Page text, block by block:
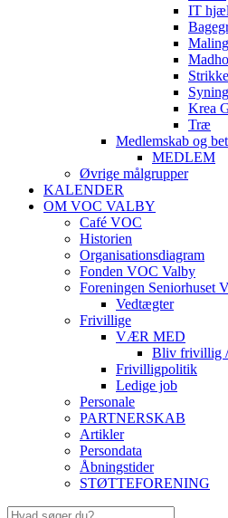
IT
Syning
Krea
Træ
Medlemskab og
MEDLEM
Øvrige målgrupper
KALENDER
OM VOC VALBY
Café VOC
Historien
Organisationsdiagram
Fonden VOC Valby
Foreningen Seniorhuset
Vedtægter
Frivillige
VÆR MED
Bliv frivillig /
Frivilligpolitik
Ledige job
Personale
PARTNERSKAB
Artikler
Persondata
Åbningstider
STØTTEFORENING